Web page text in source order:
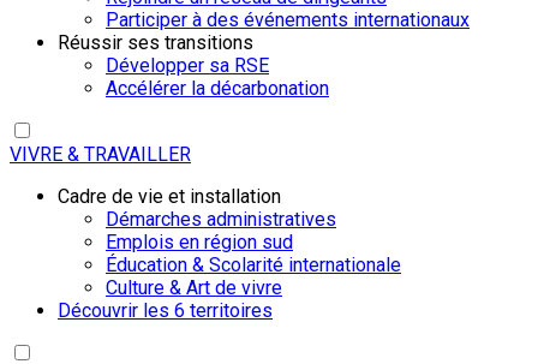
Participer à des événements internationaux
Réussir ses transitions
Développer sa RSE
Accélérer la décarbonation
VIVRE & TRAVAILLER
Cadre de vie et installation
Démarches administratives
Emplois en région sud
Éducation & Scolarité internationale
Culture & Art de vivre
Découvrir les 6 territoires